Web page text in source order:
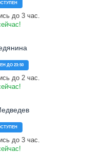
до 3 час.
ДО 23:50
до 2 час.
до 3 час.